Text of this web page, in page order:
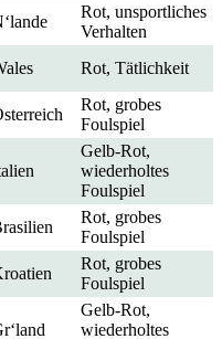
Rot, unsportliches
Verhalten
Rot, Tätlichkeit
Rot, grobes
Foulspiel
Gelb-Rot,
wiederholtes
Foulspiel
Rot, grobes
Foulspiel
Rot, grobes
Foulspiel
Gelb-Rot,
wiederholtes